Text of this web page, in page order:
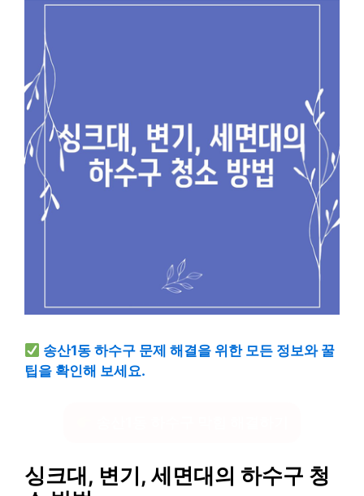
송산1동 하수구 문제 해결을 위한 모든 정보와 꿀
팁을 확인해 보세요.
싱크대, 변기, 세면대의 하수구 청